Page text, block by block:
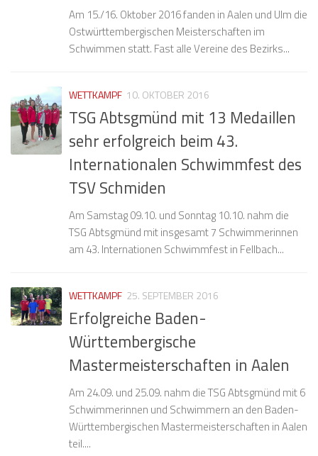
Am 15./16. Oktober 2016 fanden in Aalen und Ulm die
Ostwürttembergischen Meisterschaften im
Schwimmen statt. Fast alle Vereine des Bezirks...
WETTKAMPF 10. OKTOBER 2016
TSG Abtsgmünd mit 13 Medaillen
sehr erfolgreich beim 43.
Internationalen Schwimmfest des
TSV Schmiden
Am Samstag 09.10. und Sonntag 10.10. nahm die
TSG Abtsgmünd mit insgesamt 7 Schwimmerinnen
am 43. Internationen Schwimmfest in Fellbach...
WETTKAMPF 25. SEPTEMBER 2016
Erfolgreiche Baden-
Württembergische
Mastermeisterschaften in Aalen
Am 24.09. und 25.09. nahm die TSG Abtsgmünd mit 6
Schwimmerinnen und Schwimmern an den Baden-
Württembergischen Mastermeisterschaften in Aalen
teil....